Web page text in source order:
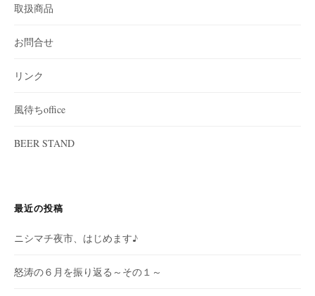
取扱商品
お問合せ
リンク
風待ちoffice
BEER STAND
最近の投稿
ニシマチ夜市、はじめます♪
怒涛の６月を振り返る～その１～